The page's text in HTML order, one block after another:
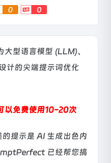
0 0
型语言模型 (LLM)、
计的尖端提示词优化
以免费使用10-20次
提示是 AI 生成出色内
已经帮您搞